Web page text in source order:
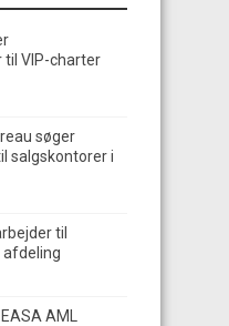
til VIP-charter
søger
salgskontorer i
til
AML